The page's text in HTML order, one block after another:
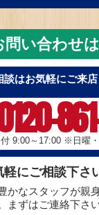
問い合わせ
談はお気軽にご来
9:00～17:00 ※日曜
軽にご相談下さ
かなスタッフが親
まずはご連絡下さ